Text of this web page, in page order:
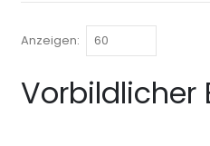
Anzeigen
Vorbildlicher